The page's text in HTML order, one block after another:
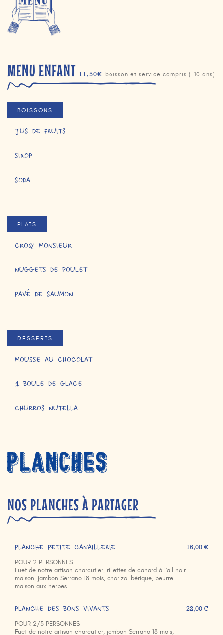
MENU ENFANT 11,50€ boisson et service compris (-10 ans)
BOISSONS
JUS DE FRUITS
SIROP
SODA
PLATS
CROQ' MONSIEUR
NUGGETS DE POULET
PAVÉ DE SAUMON
DESSERTS
MOUSSE AU CHOCOLAT
1 BOULE DE GLACE
CHURROS NUTELLA
NOS PLANCHES À PARTAGER
PLANCHE PETITE CANAILLERIE
POUR 2 PERSONNES
Fuet de notre artisan charcutier, rillettes de canard à l'ail noir
maison, jambon Serrano 18 mois, chorizo ibérique, beurre
maison aux herbes.
16,00 €
PLANCHE DES BONS VIVANTS
POUR 2/3 PERSONNES
Fuet de notre artisan charcutier, jambon Serrano 18 mois,
22,00 €